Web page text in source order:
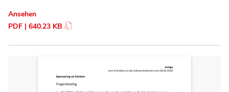
Ansehen
PDF | 640.23 KB